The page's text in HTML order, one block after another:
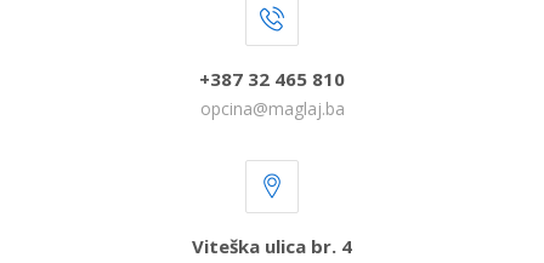
+387 32 465 810
opcina@maglaj.ba
Viteška ulica br. 4